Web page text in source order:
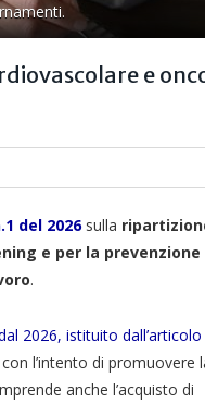
e
del 2026sulla
e per la prevenzione
.
2026, istituito dall’articolo
l’intento di promuovere
anche l’acquisto di